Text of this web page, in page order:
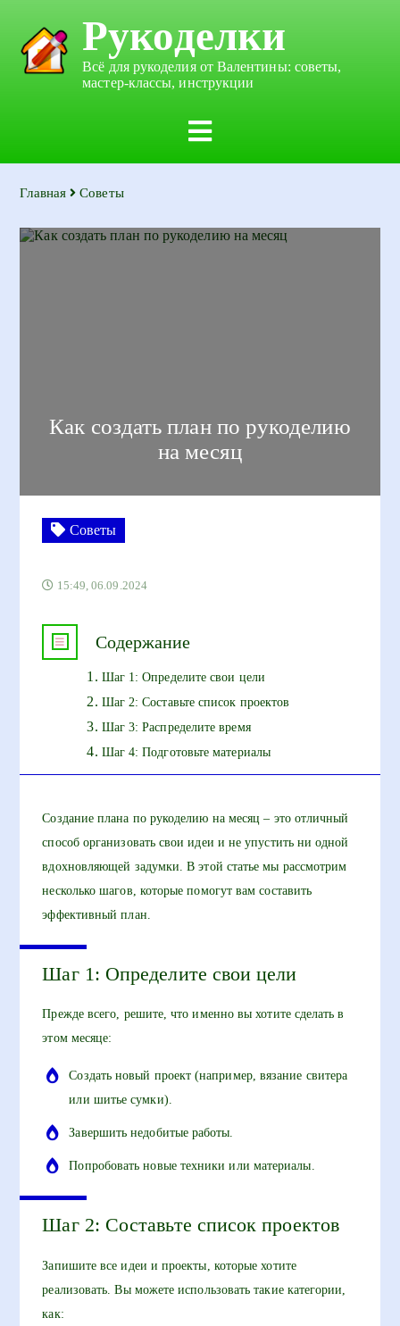
Рукоделки
Всё для рукоделия от Валентины: советы,
мастер-классы, инструкции
Главная Советы
Как создать план по рукоделию
на месяц
Советы
15:49, 06.09.2024
Содержание
Шаг 1: Определите свои цели
Шаг 2: Составьте список проектов
Шаг 3: Распределите время
Шаг 4: Подготовьте материалы
Создание плана по рукоделию на месяц – это отличный
способ организовать свои идеи и не упустить ни одной
вдохновляющей задумки. В этой статье мы рассмотрим
несколько шагов, которые помогут вам составить
эффективный план.
Шаг 1: Определите свои цели
Прежде всего, решите, что именно вы хотите сделать в
этом месяце:
Создать новый проект (например, вязание свитера
или шитье сумки).
Завершить недобитые работы.
Попробовать новые техники или материалы.
Шаг 2: Составьте список проектов
Запишите все идеи и проекты, которые хотите
реализовать. Вы можете использовать такие категории,
как: